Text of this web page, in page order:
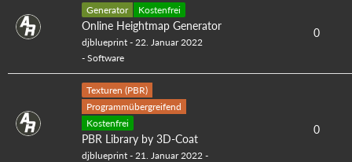
Generator Kostenfrei
Online Heightmap Generator
djblueprint - 22. Januar 2022
- Software
0
Texturen (PBR)
Programmübergreifend
Kostenfrei
PBR Library by 3D-Coat
djblueprint - 21. Januar 2022 -
0